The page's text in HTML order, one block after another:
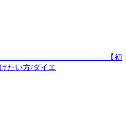
！ —————————————— 【初
たい方/ダイエ